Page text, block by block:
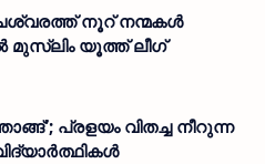
നൂറ് നന്മകൾ
മുസ്ലിം യൂത്ത് ലീഗ്
പ്രളയം വിതച്ച നീറുന്ന